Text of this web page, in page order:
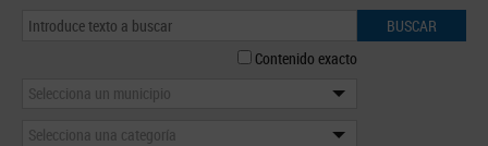
BUSCAR
Contenido exacto
Selecciona un municipio
Selecciona una categoría